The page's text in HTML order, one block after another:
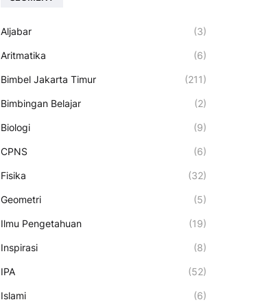
Aljabar (3)
Aritmatika (6)
Bimbel Jakarta Timur (211)
Bimbingan Belajar (2)
Biologi (9)
CPNS (6)
Fisika (32)
Geometri (5)
Ilmu Pengetahuan (19)
Inspirasi (8)
IPA (52)
Islami (6)